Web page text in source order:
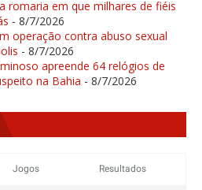
romaria em que milhares de fiéis
- 8/7/2026
operação contra abuso sexual
- 8/7/2026
apreende 64 relógios de
na Bahia - 8/7/2026
Jogos Resultados